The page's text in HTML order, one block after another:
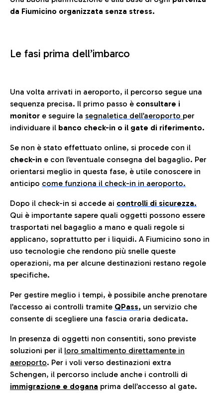
da Fiumicino organizzata senza stress.
Le fasi prima dell’imbarco
Una volta arrivati in aeroporto, il percorso segue una
sequenza precisa. Il primo passo è consultare i
monitor e seguire la segnaletica dell’aeroporto per
individuare il banco check-in o il gate di riferimento.
Se non è stato effettuato online, si procede con il
check-in e con l’eventuale consegna del bagaglio. Per
orientarsi meglio in questa fase, è utile conoscere in
anticipo come funziona il check-in in aeroporto.
Dopo il check-in si accede ai controlli di sicurezza.
Qui è importante sapere quali oggetti possono essere
trasportati nel bagaglio a mano e quali regole si
applicano, soprattutto per i liquidi. A Fiumicino sono in
uso tecnologie che rendono più snelle queste
operazioni, ma per alcune destinazioni restano regole
specifiche.
Per gestire meglio i tempi, è possibile anche prenotare
l’accesso ai controlli tramite QPass, un servizio che
consente di scegliere una fascia oraria dedicata.
In presenza di oggetti non consentiti, sono previste
soluzioni per il loro smaltimento direttamente in
aeroporto. Per i voli verso destinazioni extra
Schengen, il percorso include anche i controlli di
immigrazione e dogana prima dell’accesso al gate.